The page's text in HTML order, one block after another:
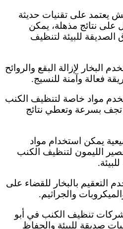
يعتمد على تقنيات حديثة
نتائج مذهلة، يمكن
الصديقة للبيئة لتنظيف
البخار لإزالة البقع والروائح
فعالة وآمنة للنسيج.
مواد خاصة لتنظيف الكنب
تجف بسرعة وتعطي نتائج
يمكن استخدام مواد
الليمون لتنظيف الكنب
التعقيم بالبخار للقضاء على
والجراثيم.
تنظيف الكنب في أبو
صديقة للبيئة والحفاظ